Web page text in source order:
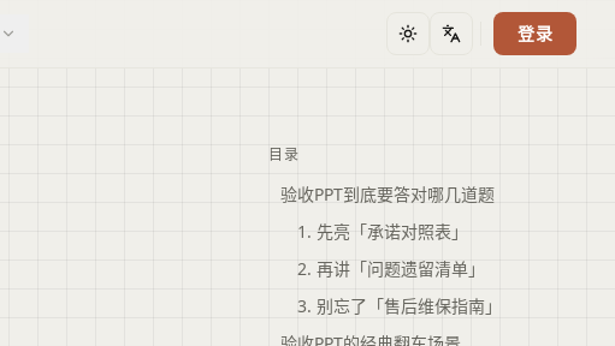
主题 语言 登录
目录
验收PPT到底要答对哪几道题
1. 先亮「承诺对照表」
2. 再讲「问题遗留清单」
3. 别忘了「售后维保指南」